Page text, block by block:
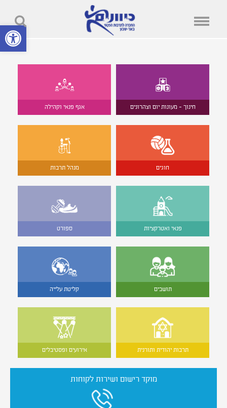
פתח סרגל
חינוך - מעונות יום וצהרונים אגף פנאי וקהילה
חוגים מנהל תרבות
פנאי ואטרקציות ספורט
תושבים קליטת עלייה
תרבות יהודית ותורנית אירועים ופסטיבלים
מוקד רישום ושירות לקוחות